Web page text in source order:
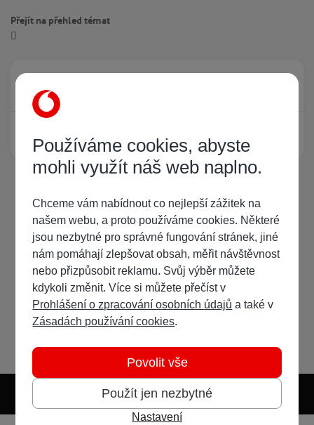
Přejít na přehled témat
Žádný registrovaný uživatel si neprohlíží tuto stránku
Světlý režim Předvolba systému
Používáme cookies, abyste
mohli využít náš web naplno.
Chceme vám nabídnout co nejlepší zážitek na
našem webu, a proto používáme cookies. Některé
jsou nezbytné pro správné fungování stránek, jiné
nám pomáhají zlepšovat obsah, měřit návštěvnost
nebo přizpůsobit reklamu. Svůj výběr můžete
kdykoli změnit. Více si můžete přečíst v
Prohlášení o zpracování osobních údajů a také v
Zásadách používání cookies.
Použít jen nezbytné
Povolit vše
Nastavení